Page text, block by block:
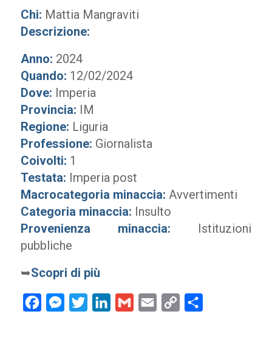
Chi: Mattia Mangraviti
Descrizione:
Anno: 2024
Quando: 12/02/2024
Dove: Imperia
Provincia: IM
Regione: Liguria
Professione: Giornalista
Coivolti: 1
Testata: Imperia post
Macrocategoria minaccia: Avvertimenti
Categoria minaccia: Insulto
Provenienza minaccia: Istituzioni
pubbliche
➥Scopri di più
FacebookMessenger
Twitter LinkedInGmail Email
Copy